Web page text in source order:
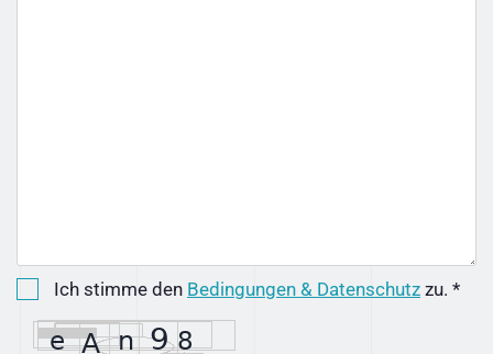
Ich stimme den Bedingungen & Datenschutz zu. *